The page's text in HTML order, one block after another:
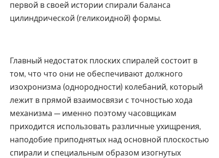
первой в своей истории спирали баланса
цилиндрической (геликоидной) формы.
Главный недостаток плоских спиралей состоит в
том, что что они не обеспечивают должного
изохронизма (однородности) колебаний, который
лежит в прямой взаимосвязи с точностью хода
механизма — именно поэтому часовщикам
приходится использовать различные ухищрения,
наподобие приподнятых над основной плоскостью
спирали и специальным образом изогнутых